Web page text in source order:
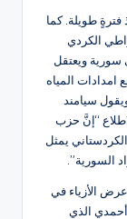
طويلة. كما
الكردي
سورية ويعتقل
امدادات المياه
سيامند
“إنَّ حزب
يمثل
السورية”.
عرض الأزياء في
الذي